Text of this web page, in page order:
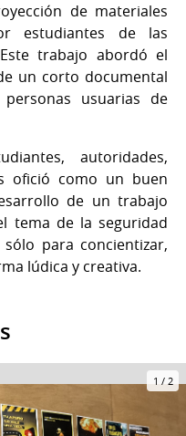
de materiales
estudiantes de las
trabajo abordó el
un corto documental
usuarias de
autoridades,
ofició como un buen
de un trabajo
tema de la seguridad
para concientizar,
lúdica y creativa.
1 / 2